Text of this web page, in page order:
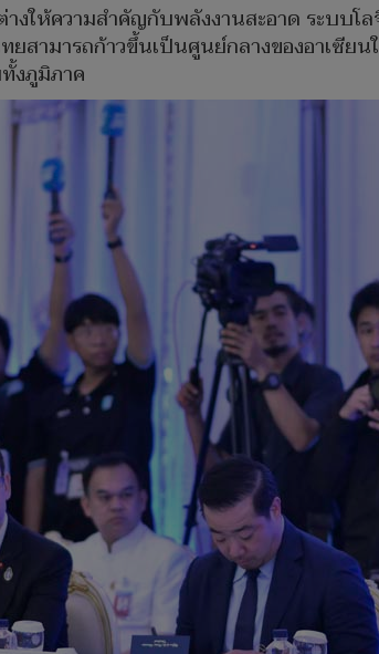
งให้ความสำคัญกับพลังงานสะอาด ระบบโ
สามารถก้าวขึ้นเป็นศูนย์กลางของอาเซียน
งภูมิภาค